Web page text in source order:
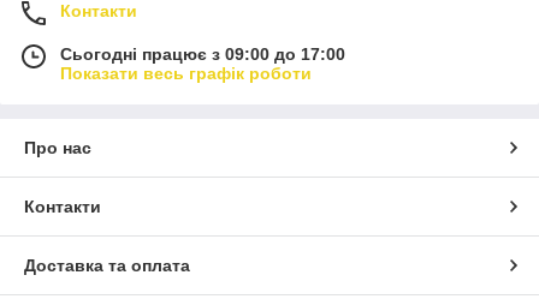
Контакти
Сьогодні працює з 09:00 до 17:00
Показати весь графік роботи
Про нас
Контакти
Доставка та оплата